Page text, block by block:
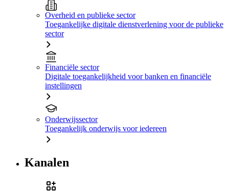
Overheid en publieke sector
Toegankelijke digitale dienstverlening voor de publieke
sector
Financiële sector
Digitale toegankelijkheid voor banken en financiële
instellingen
Onderwijssector
Toegankelijk onderwijs voor iedereen
Kanalen